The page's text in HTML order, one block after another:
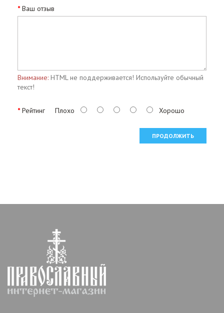
Ваш отзыв
Внимание: HTML не поддерживается! Используйте обычный
текст!
Рейтинг Плохо Хорошо
ПРОДОЛЖИТЬ